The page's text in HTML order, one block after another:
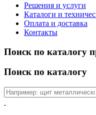
Решения и услуги
Каталоги и
Оплата и доставка
Контакты
Поиск по каталогу
Поиск по каталогу